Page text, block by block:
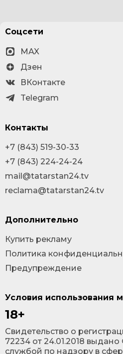
Условия использования
18+
Cвидетельство о
72234 от 24.01.2018
службой по надзору в
Соцсети
MAX
Дзен
ВКонтакте
Telegram
Контакты
+7 (843) 519-30-33
+7 (843) 224-24-24
mail@tatarstan24.tv
reclama@tatarstan24.tv
Дополнительно
Купить рекламу
Политика
Предупреждение